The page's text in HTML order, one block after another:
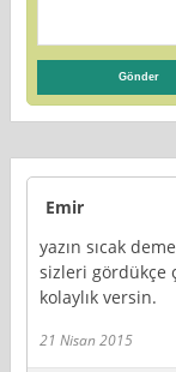
Emir
yazın sıcak
sizleri gördükçe
kolaylık versin.
21 Nisan 2015